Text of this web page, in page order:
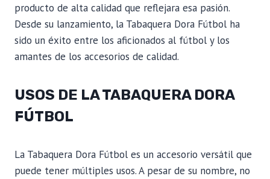
producto de alta calidad que reflejara esa pasión.
Desde su lanzamiento, la Tabaquera Dora Fútbol ha
sido un éxito entre los aficionados al fútbol y los
amantes de los accesorios de calidad.
USOS DE LA TABAQUERA DORA
FÚTBOL
La Tabaquera Dora Fútbol es un accesorio versátil que
puede tener múltiples usos. A pesar de su nombre, no